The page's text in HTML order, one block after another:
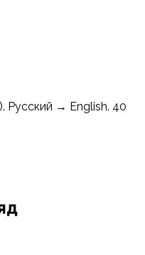
Русский → English. 40